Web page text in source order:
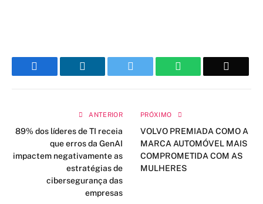
WhatsApp
ANTERIOR
89% dos líderes de TI receia
que erros da GenAI
impactem negativamente as
estratégias de
cibersegurança das
empresas
PRÓXIMO
VOLVO PREMIADA COMO A
MARCA AUTOMÓVEL MAIS
COMPROMETIDA COM AS
MULHERES